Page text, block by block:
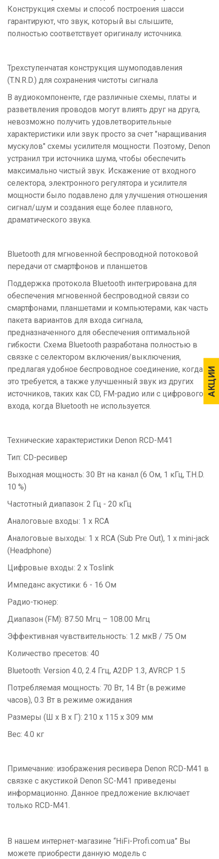
АКЦИИ
АКЦИИ
Конструкция схемы и способ построения шасси
гарантируют, что звук, который вы слышите,
полностью соответствует оригиналу источника.
Трехступенчатая конструкция шумоподавления
(T.N.R.D.) для сохранения чистоты сигнала
В аудиокомпоненте, где различные схемы, платы и
разветвления проводов могут влиять друг на друга,
невозможно получить удовлетворительные
характеристики или звук просто за счет "наращивания
мускулов" схемы усилителя мощности. Поэтому, Denon
устранил три источника шума, чтобы обеспечить
максимально чистый звук. Искажение от входного
селектора, электронного регулятора и усилителя
мощности было подавлено для улучшения отношения
сигнал/шум и создания еще более плавного,
драматического звука.
Bluetooth для мгновенной беспроводной потоковой
передачи от смартфонов и планшетов
Поддержка протокола Bluetooth интегрирована для
обеспечения мгновенной беспроводной связи со
смартфонами, планшетами и компьютерами, как часть
пакета вариантов для входа сигнала,
предназначенного для обеспечения оптимальной
гибкости. Схема Bluetooth разработана полностью в
связке с селектором включения/выключения,
предлагая удобное беспроводное соединение, когда
это требуется, а также улучшенный звук из других
источников, таких как CD, FM-радио или с цифрового
входа, когда Bluetooth не используется.
Технические характеристики Denon RCD-M41
Тип: CD-ресивер
Выходная мощность: 30 Вт на канал (6 Ом, 1 кГц, T.H.D.
10 %)
Частотный диапазон: 2 Гц - 20 кГц
Аналоговые входы: 1 х RCA
Аналоговые выходы: 1 x RCA (Sub Pre Out), 1 x mini-jack
(Headphone)
Цифровые входы: 2 x Toslink
Импеданс акустики: 6 - 16 Ом
Радио-тюнер:
Диапазон (FM): 87.50 Мгц – 108.00 Мгц
Эффективная чувствительность: 1.2 мкВ / 75 Ом
Количество пресетов: 40
Bluetooth: Version 4.0, 2.4 Ггц, A2DP 1.3, AVRCP 1.5
Потребляемая мощность: 70 Вт, 14 Вт (в режиме
часов), 0.3 Вт в режиме ожидания
Размеры (Ш x В x Г): 210 x 115 x 309 мм
Вес: 4.0 кг
Примечание: изображения ресивера Denon RCD-M41 в
связке с акустикой Denon SC-M41 приведены
информационно. Данное предложение включает
только RCD-M41.
В нашем интернет-магазине “HiFi- Profi.com.ua” Вы
можете приобрести данную модель с